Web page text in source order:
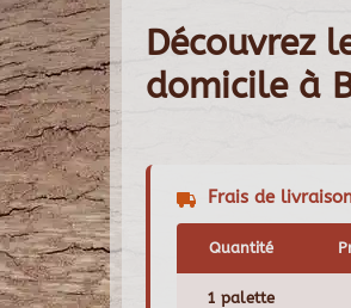
Découvrez
domicile à
Frais de
Quantité
1 palette